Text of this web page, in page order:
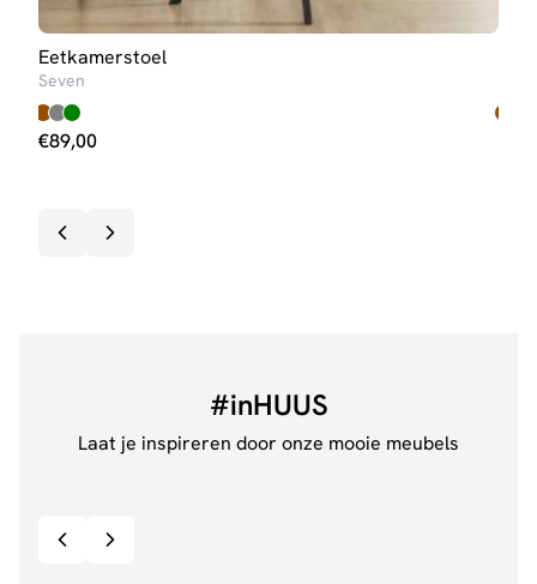
Eetkamerstoel
Seven
€89,00
#inHUUS
Laat je inspireren door onze mooie meubels